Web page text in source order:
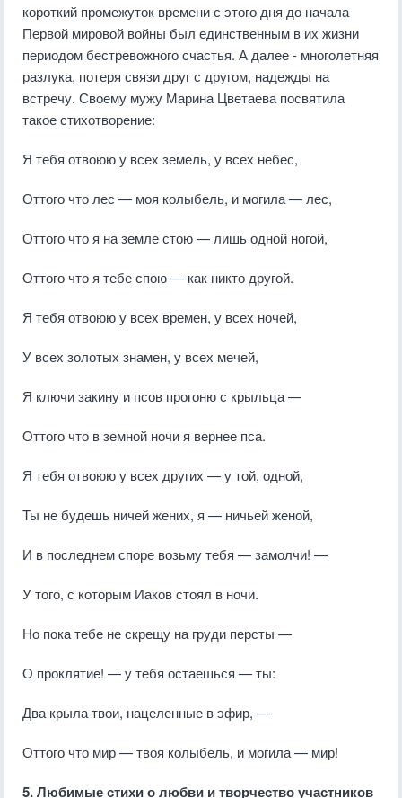
короткий промежуток времени с этого дня до начала
Первой мировой войны был единственным в их жизни
периодом бестревожного счастья. А далее - многолетняя
разлука, потеря связи друг с другом, надежды на
встречу. Своему мужу Марина Цветаева посвятила
такое стихотворение:
Я тебя отвоюю у всех земель, у всех небес,
Оттого что лес — моя колыбель, и могила — лес,
Оттого что я на земле стою — лишь одной ногой,
Оттого что я тебе спою — как никто другой.
Я тебя отвоюю у всех времен, у всех ночей,
У всех золотых знамен, у всех мечей,
Я ключи закину и псов прогоню с крыльца —
Оттого что в земной ночи я вернее пса.
Я тебя отвоюю у всех других — у той, одной,
Ты не будешь ничей жених, я — ничьей женой,
И в последнем споре возьму тебя — замолчи! —
У того, с которым Иаков стоял в ночи.
Но пока тебе не скрещу на груди персты —
О проклятие! — у тебя остаешься — ты:
Два крыла твои, нацеленные в эфир, —
Оттого что мир — твоя колыбель, и могила — мир!
5. Любимые стихи о любви и творчество участников